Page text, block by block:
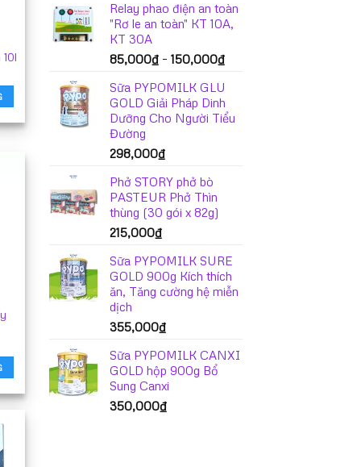
Relay phao điện an toàn
"Rơ le an toàn" KT 10A,
KT 30A
85,000₫ – 150,000₫Khoảng
85,000₫
đến
Sữa PYPOMILK GLU
GOLD Giải Pháp Dinh
Dưỡng Cho Người Tiểu
Đường
298,000₫
Phở STORY phở bò
PASTEUR Phở Thìn
thùng (30 gói x 82g)
215,000₫
Sữa PYPOMILK SURE
GOLD 900g Kích thích
ăn, Tăng cường hệ miễn
dịch
355,000₫
Sữa PYPOMILK CANXI
GOLD hộp 900g Bổ
Sung Canxi
350,000₫